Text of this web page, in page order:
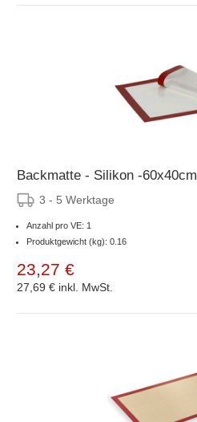
Backmatte - Silikon -60x40cm
3 - 5 Werktage
Anzahl pro VE: 1
Produktgewicht (kg): 0.16
23,27 €
27,69 € inkl. MwSt.